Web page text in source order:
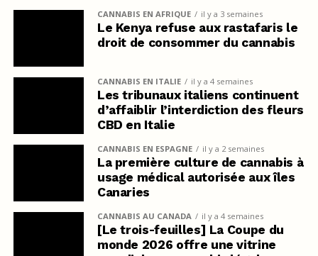
CANNABIS EN AFRIQUE il y a 3 semaines
Le Kenya refuse aux rastafaris le
droit de consommer du cannabis
CANNABIS EN ITALIE il y a 4 semaines
Les tribunaux italiens continuent
d’affaiblir l’interdiction des fleurs
CBD en Italie
CANNABIS EN ESPAGNE il y a 2 semaines
La première culture de cannabis à
usage médical autorisée aux îles
Canaries
CANNABIS AU CANADA il y a 4 semaines
[Le trois-feuilles] La Coupe du
monde 2026 offre une vitrine